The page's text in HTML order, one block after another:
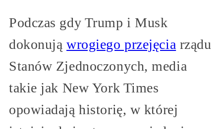
Podczas gdy Trump i Musk
dokonująwrogiego przejęcia rządu
Stanów Zjednoczonych, media
takie jak New York Times
opowiadają historię, w której